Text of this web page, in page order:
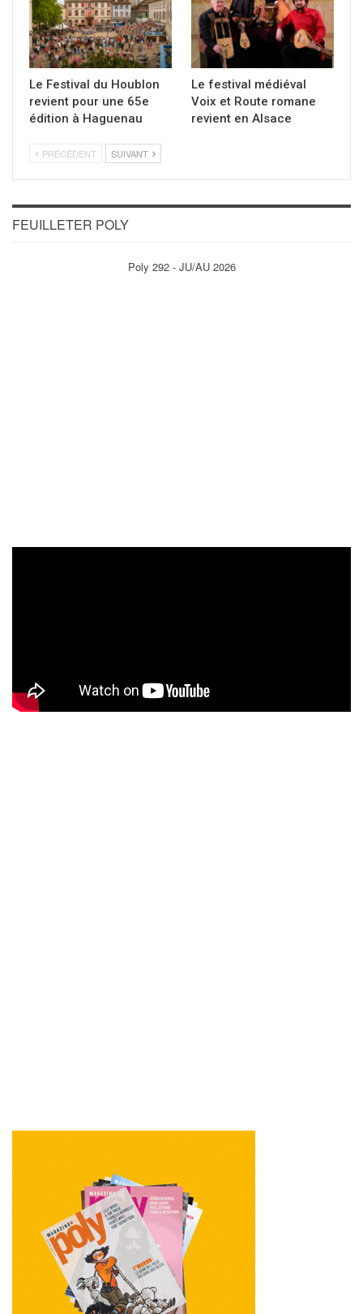
Le Festival du Houblon
revient pour une 65e
édition à Haguenau
Le festival médiéval
Voix et Route romane
revient en Alsace
PRÉCÉDENT SUIVANT
FEUILLETER POLY
Poly 292 - JU/AU 2026